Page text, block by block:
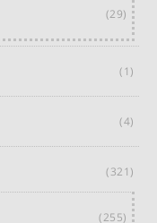
(29)
(1)
(4)
(321)
(255)